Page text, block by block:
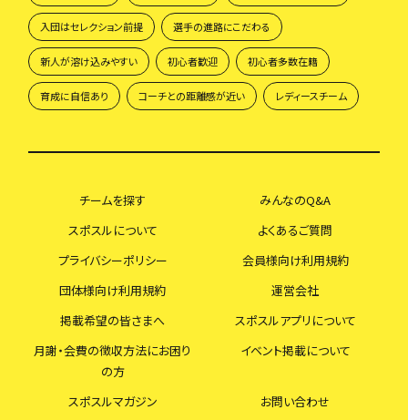
入団はセレクション前提 選手の進路にこだわる
新人が溶け込みやすい 初心者歓迎 初心者多数在籍
育成に自信あり コーチとの距離感が近い レディースチーム
チームを探す
みんなのQ&A
スポスルについて
よくあるご質問
プライバシーポリシー
会員様向け利用規約
団体様向け利用規約
運営会社
掲載希望の皆さまへ
スポスルアプリについて
月謝・会費の徴収方法にお困り
の方
イベント掲載について
スポスルマガジン
お問い合わせ